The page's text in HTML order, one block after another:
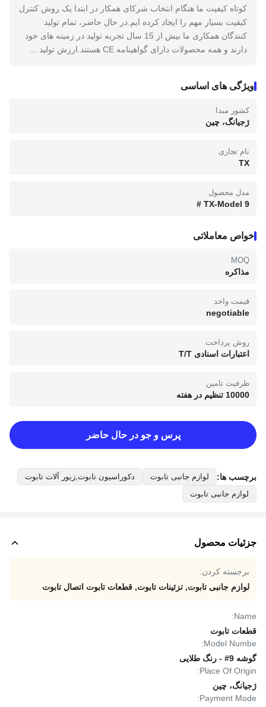
کوتاه کیفیت ما هنگام انتخاب شرکای همکار در ابتدا یک روش کنترل
کیفیت بسیار مهم را ایجاد کرده ایم.در حال حاضر، تمام تولید
کنندگان همکاری ما بیش از 15 سال تجربه تولید در زمینه های خود
دارند و همه محصولات دارای گواهینامه CE هستند.ارزش تولید ...
ویژگی های اساسی
کشور مبدا
ژجیانگ، چین
نام تجاری
TX
مدل محصول
TX-Model 9 #
خواص معاملاتی
MOQ
مذاکره
قیمت واحد
negotiable
روش پرداخت
اعتبارات اسنادی T/T
ظرفیت تامین
10000 تنظیم در هفته
پرس و جو در حال حاضر
برچسب ها: لوازم جانبی تابوت
دکوراسیون تابوت,زیور آلات تابوت
لوازم جانبی تابوت
جزئیات محصول
برجسته کردن:
لوازم جانبی تابوت, تزئینات تابوت, قطعات تابوت اتصال تابوت
Name:
قطعات تابوت
Model Numbe:
گوشه 9# - رنگ طلایی
Place Of Origin:
ژجیانگ، چین
Payment Mode: